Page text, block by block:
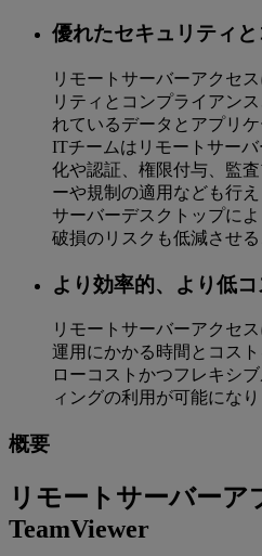
優れたセキュリティ
リモートサーバーアクセ
リティとコンプライアン
れているデータとアプリ
ITチームはリモートサー
化や認証、権限付与、監
ーや規制の適用なども行
サーバーデスクトップに
破損のリスクも低減させる
より効率的、より低
リモートサーバーアクセ
運用にかかる時間とコス
ローコストかつフレキシ
ィングの利用が可能になり
概要
リモートサーバーア
TeamViewer